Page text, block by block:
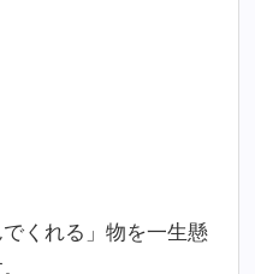
くれる」物を一生懸